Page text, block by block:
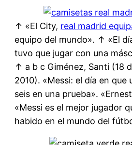
↑ «El City, real madrid
equipo del mundo». ↑ «El
tuvo que jugar con una
↑ a b c Giménez, Santi (18
2010). «Messi: el día en que
seis en una prueba».
«Messi es el mejor jugador
habido en el mundo del